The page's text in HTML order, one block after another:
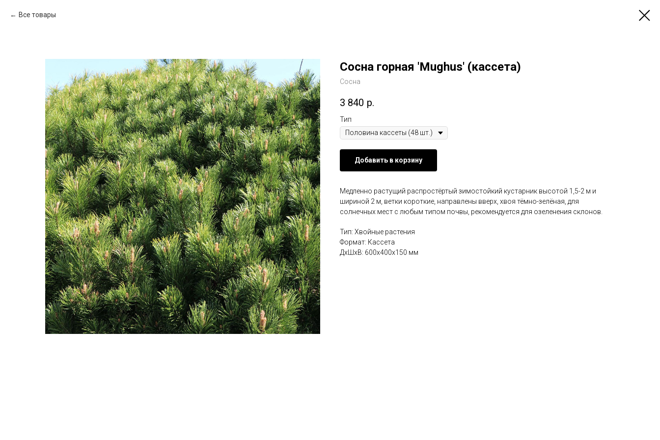
Все товары
Сосна горная 'Mughus' (кассета)
Сосна
3 840 р.
Тип
Добавить в корзину
Медленно растущий распростёртый зимостойкий кустарник высотой 1,5-2 м и
шириной 2 м, ветки короткие, направлены вверх, хвоя тёмно-зелёная, для
солнечных мест с любым типом почвы, рекомендуется для озеленения склонов.
Тип: Хвойные растения
Формат: Кассета
ДxШxВ: 600x400x150 мм